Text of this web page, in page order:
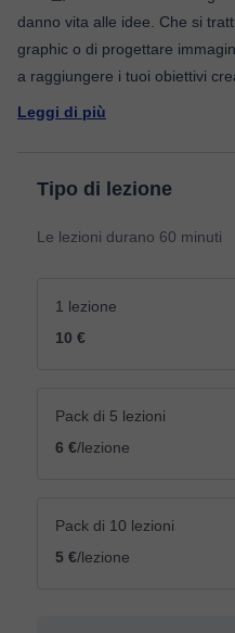
danno vita alle idee. Che si
graphic o di progettare
a raggiungere i tuoi obiettivi
Leggi di più
Tipo di lezione
Le lezioni durano 60 minuti
1 lezione
10 €
Pack di 5 lezioni
6 €/lezione
Pack di 10 lezioni
5 €/lezione